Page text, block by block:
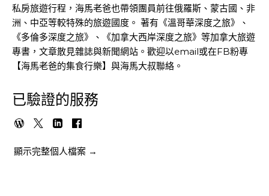
私房旅遊行程，海馬老爸也帶領團員前往俄羅斯、蒙古國、非
洲、中亞等較特殊的旅遊國度。 著有《溫哥華深度之旅》、
《多倫多深度之旅》、《加拿大西岸深度之旅》等加拿大旅遊
專書，文章散見雜誌與新聞網站。歡迎以email或在FB粉專
【海馬老爸的集食行樂】與海馬大叔聯絡。
已驗證的服務
顯示完整個人檔案 →